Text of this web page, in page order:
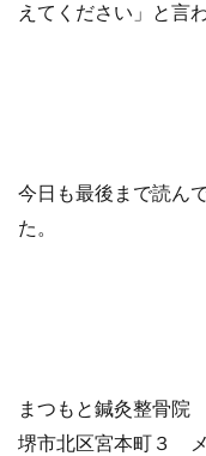
えてください」と言
今日も最後まで読ん
た。
まつもと鍼灸整骨院
堺市北区宮本町３